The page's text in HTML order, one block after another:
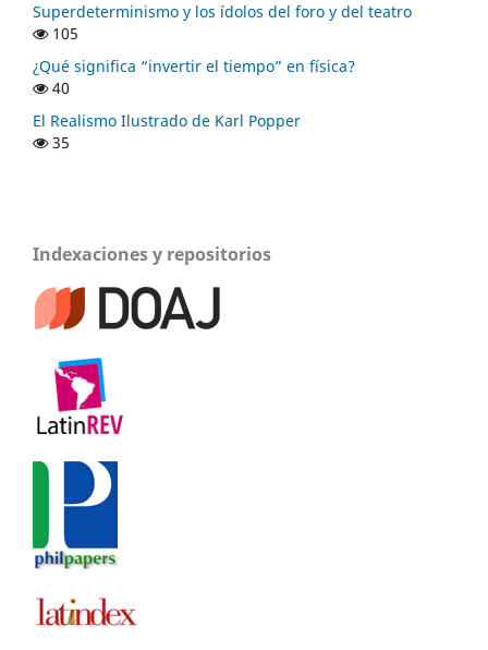
Superdeterminismo y los ídolos del foro y del teatro
105
¿Qué significa “invertir el tiempo” en física?
40
El Realismo Ilustrado de Karl Popper
35
Indexaciones y repositorios